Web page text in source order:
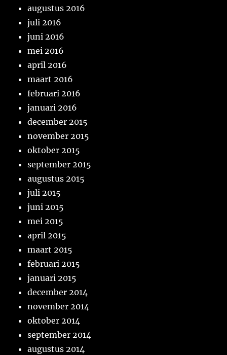
augustus 2016
juli 2016
juni 2016
mei 2016
april 2016
maart 2016
februari 2016
januari 2016
december 2015
november 2015
oktober 2015
september 2015
augustus 2015
juli 2015
juni 2015
mei 2015
april 2015
maart 2015
februari 2015
januari 2015
december 2014
november 2014
oktober 2014
september 2014
augustus 2014